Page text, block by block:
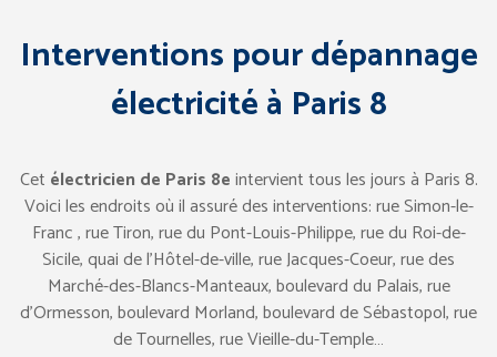
Interventions pour dépannage
électricité à Paris 8
Cet électricien de Paris 8eintervient tous les jours à Paris 8.
Voici les endroits où il assuré des interventions: rue Simon-le-
Franc , rue Tiron, rue du Pont-Louis-Philippe, rue du Roi-de-
Sicile, quai de l’Hôtel-de-ville, rue Jacques-Coeur, rue des
Marché-des-Blancs-Manteaux, boulevard du Palais, rue
d’Ormesson, boulevard Morland, boulevard de Sébastopol, rue
de Tournelles, rue Vieille-du-Temple…